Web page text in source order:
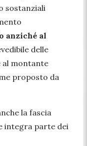
sostanziali
anziché al
delle
montante
proposto da
la fascia
integra parte dei